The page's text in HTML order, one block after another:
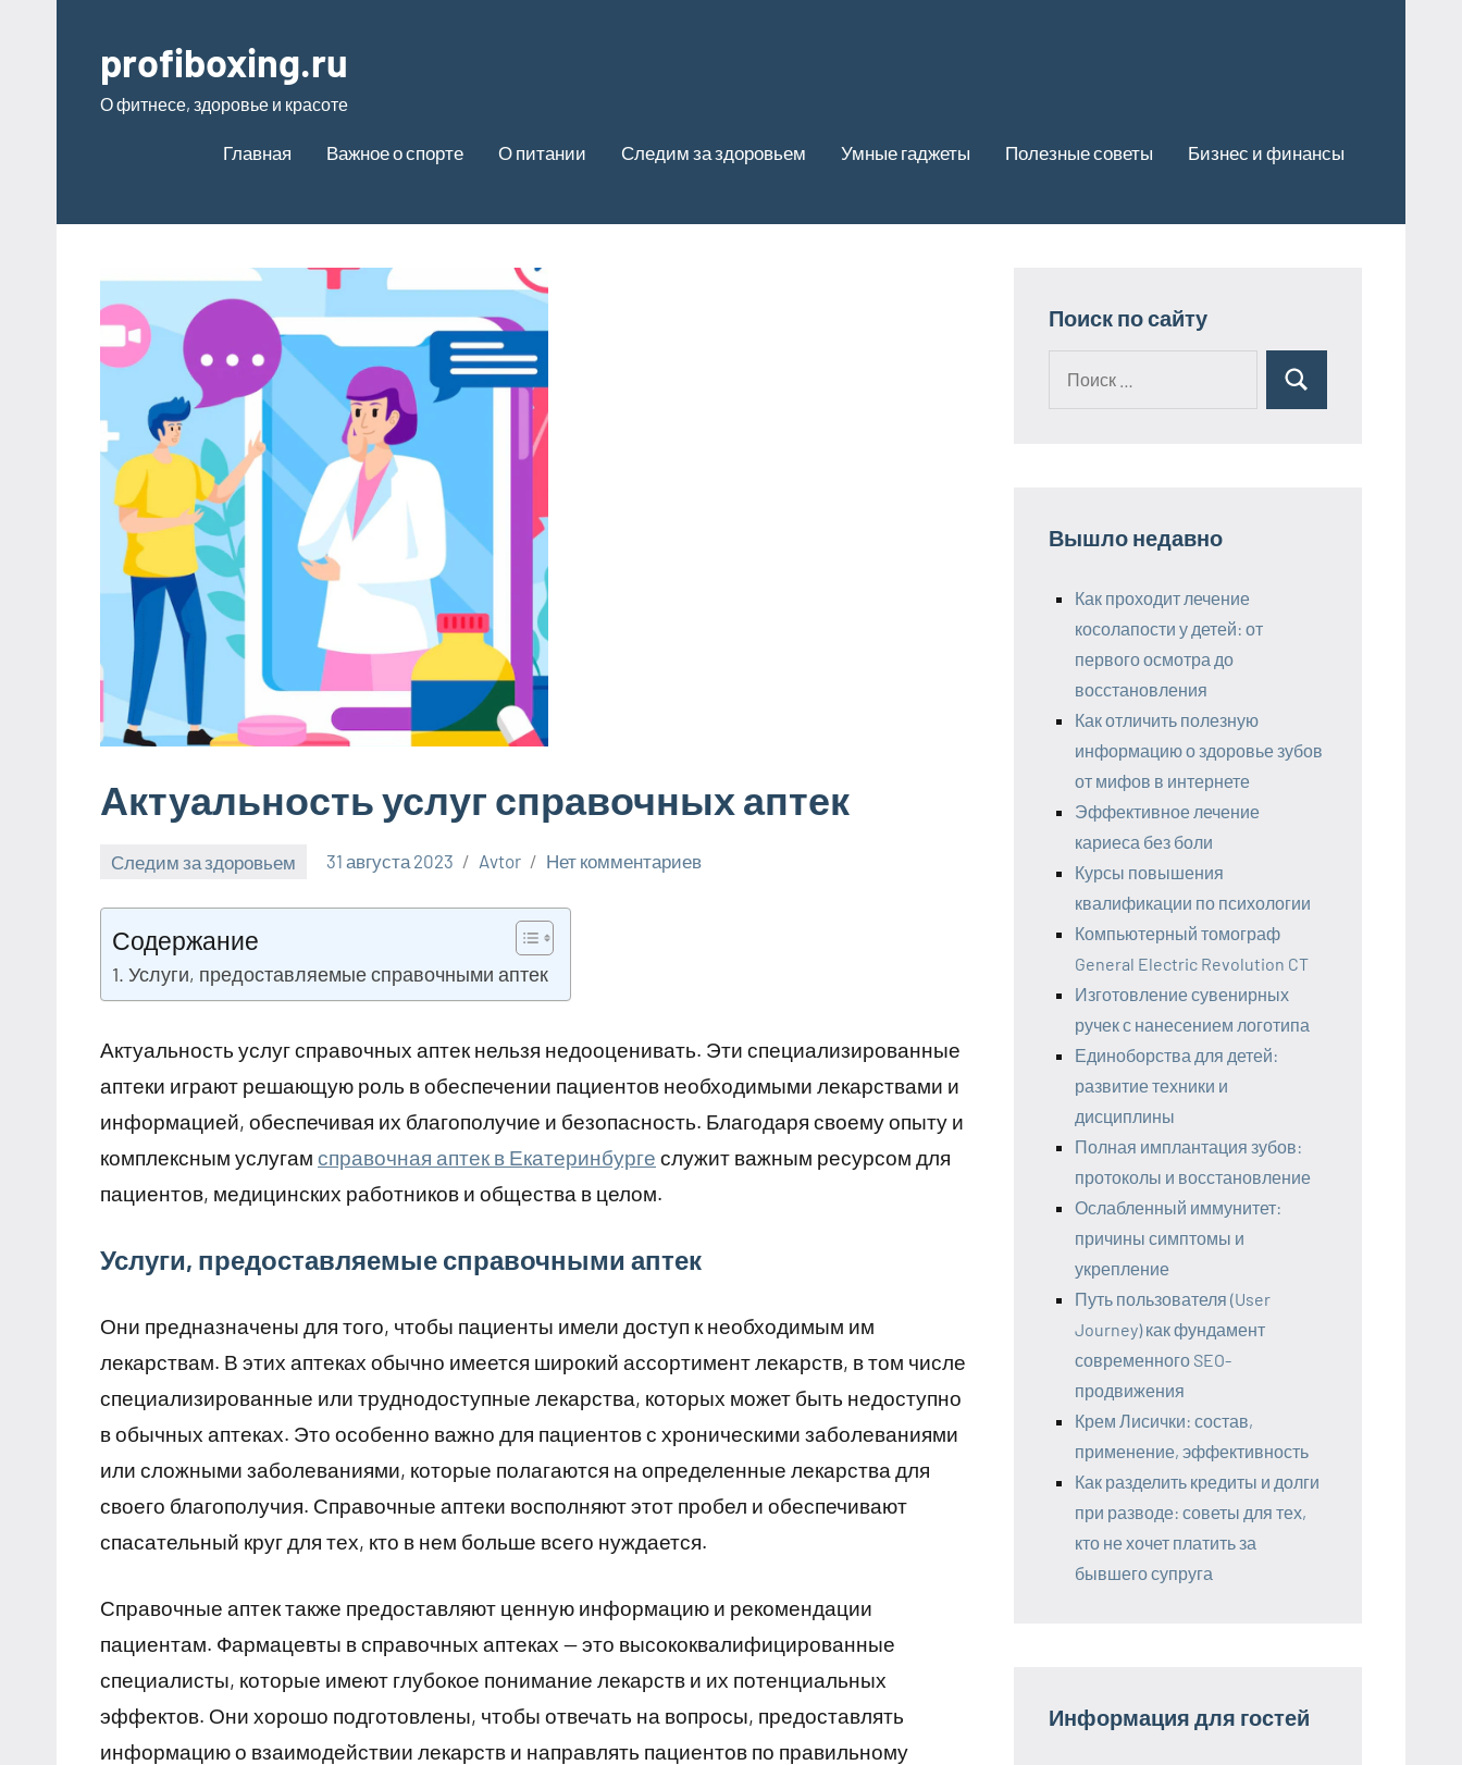
содержимому
profiboxing.ru
О фитнесе, здоровье и красоте
Главная Важное о спорте О питании Следим за здоровьем Умные гаджеты Полезные советы Бизнес и финансы
Актуальность услуг справочных аптек
Следим за здоровьем 31 августа 2023 Avtor Нет комментариев
Содержание
Услуги, предоставляемые справочными аптек
Актуальность услуг справочных аптек нельзя недооценивать. Эти специализированные
аптеки играют решающую роль в обеспечении пациентов необходимыми лекарствами и
информацией, обеспечивая их благополучие и безопасность. Благодаря своему опыту и
комплексным услугам справочная аптек в Екатеринбурге служит важным ресурсом для
пациентов, медицинских работников и общества в целом.
Услуги, предоставляемые справочными аптек
Они предназначены для того, чтобы пациенты имели доступ к необходимым им
лекарствам. В этих аптеках обычно имеется широкий ассортимент лекарств, в том числе
специализированные или труднодоступные лекарства, которых может быть недоступно
в обычных аптеках. Это особенно важно для пациентов с хроническими заболеваниями
или сложными заболеваниями, которые полагаются на определенные лекарства для
своего благополучия. Справочные аптеки восполняют этот пробел и обеспечивают
спасательный круг для тех, кто в нем больше всего нуждается.
Справочные аптек также предоставляют ценную информацию и рекомендации
пациентам. Фармацевты в справочных аптеках — это высококвалифицированные
специалисты, которые имеют глубокое понимание лекарств и их потенциальных
эффектов. Они хорошо подготовлены, чтобы отвечать на вопросы, предоставлять
информацию о взаимодействии лекарств и направлять пациентов по правильному
Поиск по сайту
Поиск
Вышло недавно
Как проходит лечение
косолапости у детей: от
первого осмотра до
восстановления
Как отличить полезную
информацию о здоровье зубов
от мифов в интернете
Эффективное лечение
кариеса без боли
Курсы повышения
квалификации по психологии
Компьютерный томограф
General Electric Revolution CT
Изготовление сувенирных
ручек с нанесением логотипа
Единоборства для детей:
развитие техники и
дисциплины
Полная имплантация зубов:
протоколы и восстановление
Ослабленный иммунитет:
причины симптомы и
укрепление
Путь пользователя (User
Journey) как фундамент
современного SEO-
продвижения
Крем Лисички: состав,
применение, эффективность
Как разделить кредиты и долги
при разводе: советы для тех,
кто не хочет платить за
бывшего супруга
Информация для гостей